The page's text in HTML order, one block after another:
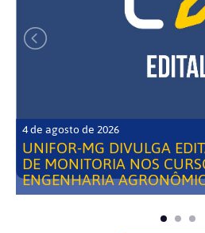
4 de agosto de 2026
UNIFOR-MG DIVULGA
DE MONITORIA NOS
ENGENHARIA